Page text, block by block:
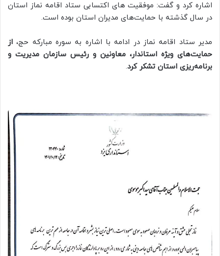
اشاره کرد و گفت: موفقیت های اکتسابی ستاد اقامه نماز استان
در سال گذشته با حمایت‌های مدیران استان بوده است.
مدیر ستاد اقامه نماز در ادامه با اشاره به سوره مبارکه حج، از
حمایت‌های ویژه استاندار، معاونین و رئیس سازمان مدیریت و
برنامه‌ریزی استان تشکر کرد.